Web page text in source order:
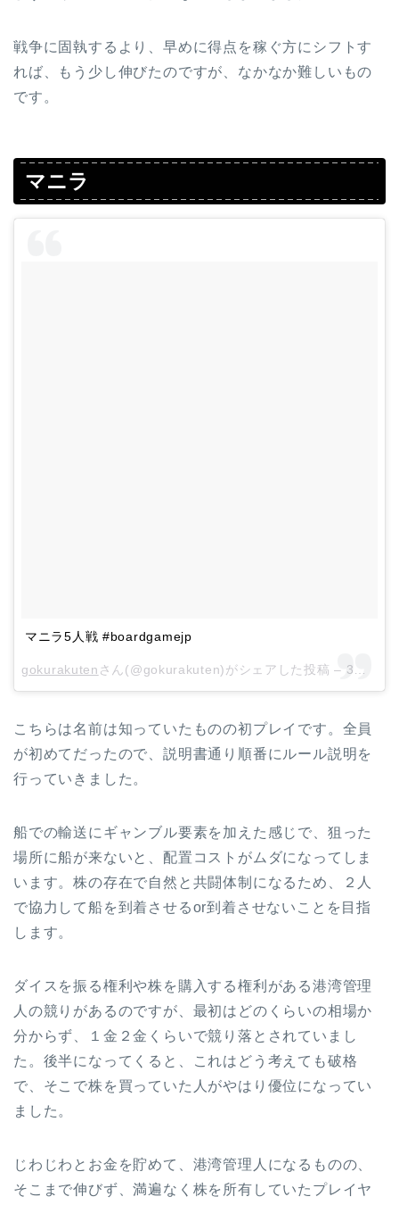
戦争に固執するより、早めに得点を稼ぐ方にシフトす
れば、もう少し伸びたのですが、なかなか難しいもの
です。
マニラ
マニラ5人戦 #boardgamejp
gokurakuten さん(@gokurakuten)がシェアした投稿 – 3月 12, 2018 at 9:46午前 PDT
こちらは名前は知っていたものの初プレイです。全員
が初めてだったので、説明書通り順番にルール説明を
行っていきました。
船での輸送にギャンブル要素を加えた感じで、狙った
場所に船が来ないと、配置コストがムダになってしま
います。株の存在で自然と共闘体制になるため、２人
で協力して船を到着させるor到着させないことを目指
します。
ダイスを振る権利や株を購入する権利がある港湾管理
人の競りがあるのですが、最初はどのくらいの相場か
分からず、１金２金くらいで競り落とされていまし
た。後半になってくると、これはどう考えても破格
で、そこで株を買っていた人がやはり優位になってい
ました。
じわじわとお金を貯めて、港湾管理人になるものの、
そこまで伸びず、満遍なく株を所有していたプレイヤ